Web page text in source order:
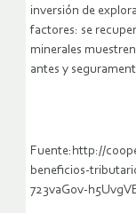
inversión de
factores: se
minerales
antes y
Fuente:http://
beneficios-
723vaG0v-